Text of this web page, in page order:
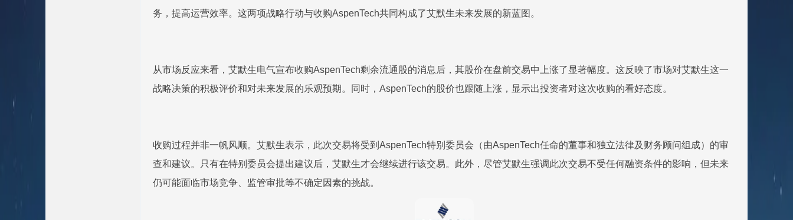
务，提高运营效率。这两项战略行动与收购AspenTech共同构成了艾默生未来发展的新蓝图。
从市场反应来看，艾默生电气宣布收购AspenTech剩余流通股的消息后，其股价在盘前交易中上涨了显著幅度。这反映了市场对艾默生这一
战略决策的积极评价和对未来发展的乐观预期。同时，AspenTech的股价也跟随上涨，显示出投资者对这次收购的看好态度。
收购过程并非一帆风顺。艾默生表示，此次交易将受到AspenTech特别委员会（由AspenTech任命的董事和独立法律及财务顾问组成）的审
查和建议。只有在特别委员会提出建议后，艾默生才会继续进行该交易。此外，尽管艾默生强调此次交易不受任何融资条件的影响，但未来
仍可能面临市场竞争、监管审批等不确定因素的挑战。